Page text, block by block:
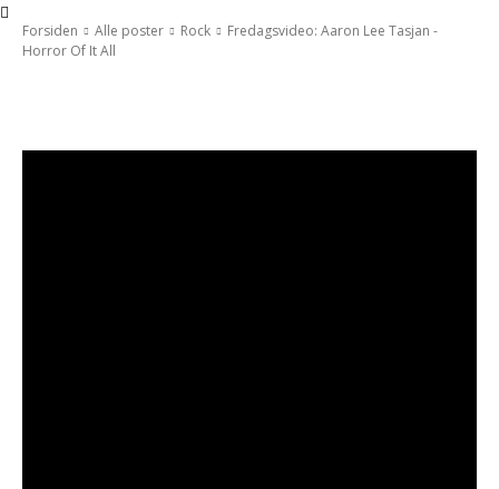
Forsiden Alle poster Rock
Fredagsvideo: Aaron Lee Tasjan -
Horror Of It All